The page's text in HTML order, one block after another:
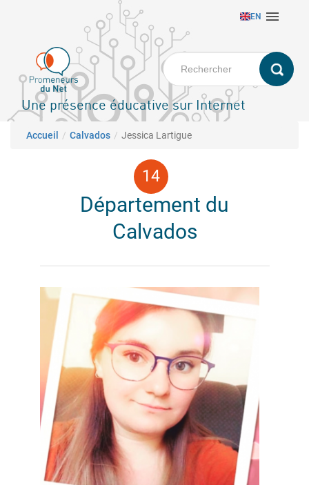
principal
EN 
Une présence éducative sur Internet
Fil d'Ariane
Accueil Calvados Jessica Lartigue
Département du
Calvados